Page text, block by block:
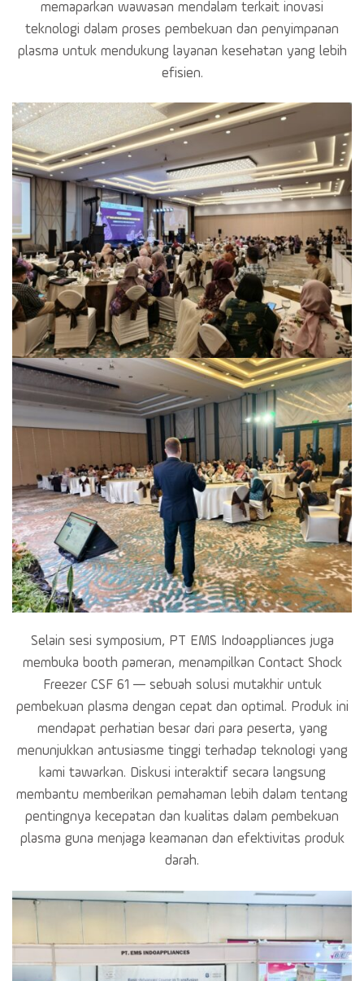
memaparkan wawasan mendalam terkait inovasi
teknologi dalam proses pembekuan dan penyimpanan
plasma untuk mendukung layanan kesehatan yang lebih
efisien.
Selain sesi symposium, PT EMS Indoappliances juga
membuka booth pameran, menampilkan Contact Shock
Freezer CSF 61 — sebuah solusi mutakhir untuk
pembekuan plasma dengan cepat dan optimal. Produk ini
mendapat perhatian besar dari para peserta, yang
menunjukkan antusiasme tinggi terhadap teknologi yang
kami tawarkan. Diskusi interaktif secara langsung
membantu memberikan pemahaman lebih dalam tentang
pentingnya kecepatan dan kualitas dalam pembekuan
plasma guna menjaga keamanan dan efektivitas produk
darah.